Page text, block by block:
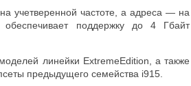
учетверенной частоте, а адреса — на
поддержку до 4 Гбайт
линейки ExtremeEdition, а также
предыдущего семейства i915.